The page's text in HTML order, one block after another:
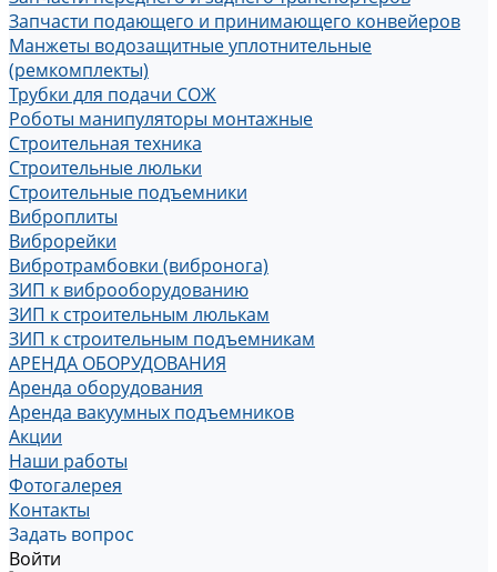
Запчасти подающего и принимающего конвейеров
Манжеты водозащитные уплотнительные
(ремкомплекты)
Трубки для подачи СОЖ
Роботы манипуляторы монтажные
Строительная техника
Строительные люльки
Строительные подъемники
Виброплиты
Виброрейки
Вибротрамбовки (вибронога)
ЗИП к виброоборудованию
ЗИП к строительным люлькам
ЗИП к строительным подъемникам
АРЕНДА ОБОРУДОВАНИЯ
Аренда оборудования
Аренда вакуумных подъемников
Акции
Наши работы
Фотогалерея
Контакты
Задать вопрос
Войти